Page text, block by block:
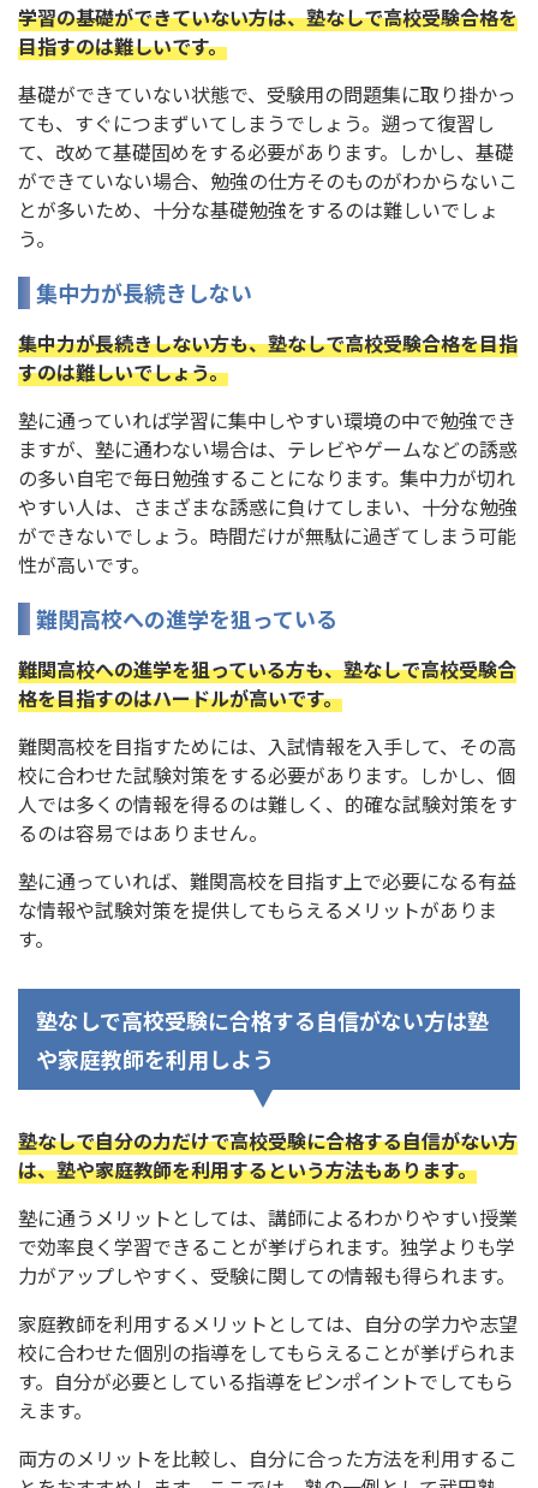
学習の基礎ができていない方は、塾なしで高校受験合格を
目指すのは難しいです。
基礎ができていない状態で、受験用の問題集に取り掛かっ
ても、すぐにつまずいてしまうでしょう。遡って復習し
て、改めて基礎固めをする必要があります。しかし、基礎
ができていない場合、勉強の仕方そのものがわからないこ
とが多いため、十分な基礎勉強をするのは難しいでしょ
う。
集中力が長続きしない
集中力が長続きしない方も、塾なしで高校受験合格を目指
すのは難しいでしょう。
塾に通っていれば学習に集中しやすい環境の中で勉強でき
ますが、塾に通わない場合は、テレビやゲームなどの誘惑
の多い自宅で毎日勉強することになります。集中力が切れ
やすい人は、さまざまな誘惑に負けてしまい、十分な勉強
ができないでしょう。時間だけが無駄に過ぎてしまう可能
性が高いです。
難関高校への進学を狙っている
難関高校への進学を狙っている方も、塾なしで高校受験合
格を目指すのはハードルが高いです。
難関高校を目指すためには、入試情報を入手して、その高
校に合わせた試験対策をする必要があります。しかし、個
人では多くの情報を得るのは難しく、的確な試験対策をす
るのは容易ではありません。
塾に通っていれば、難関高校を目指す上で必要になる有益
な情報や試験対策を提供してもらえるメリットがありま
す。
塾なしで高校受験に合格する自信がない方は塾
や家庭教師を利用しよう
塾なしで自分の力だけで高校受験に合格する自信がない方
は、塾や家庭教師を利用するという方法もあります。
塾に通うメリットとしては、講師によるわかりやすい授業
で効率良く学習できることが挙げられます。独学よりも学
力がアップしやすく、受験に関しての情報も得られます。
家庭教師を利用するメリットとしては、自分の学力や志望
校に合わせた個別の指導をしてもらえることが挙げられま
す。自分が必要としている指導をピンポイントでしてもら
えます。
両方のメリットを比較し、自分に合った方法を利用するこ